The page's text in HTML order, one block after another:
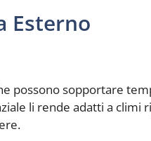
Esterno
possono sopportare
li rende adatti a climi